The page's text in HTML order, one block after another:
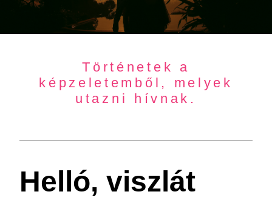
Történetek a
képzeletemből, melyek
utazni hívnak.
Helló, viszlát